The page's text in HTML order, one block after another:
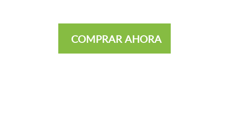
COMPRAR AHORA